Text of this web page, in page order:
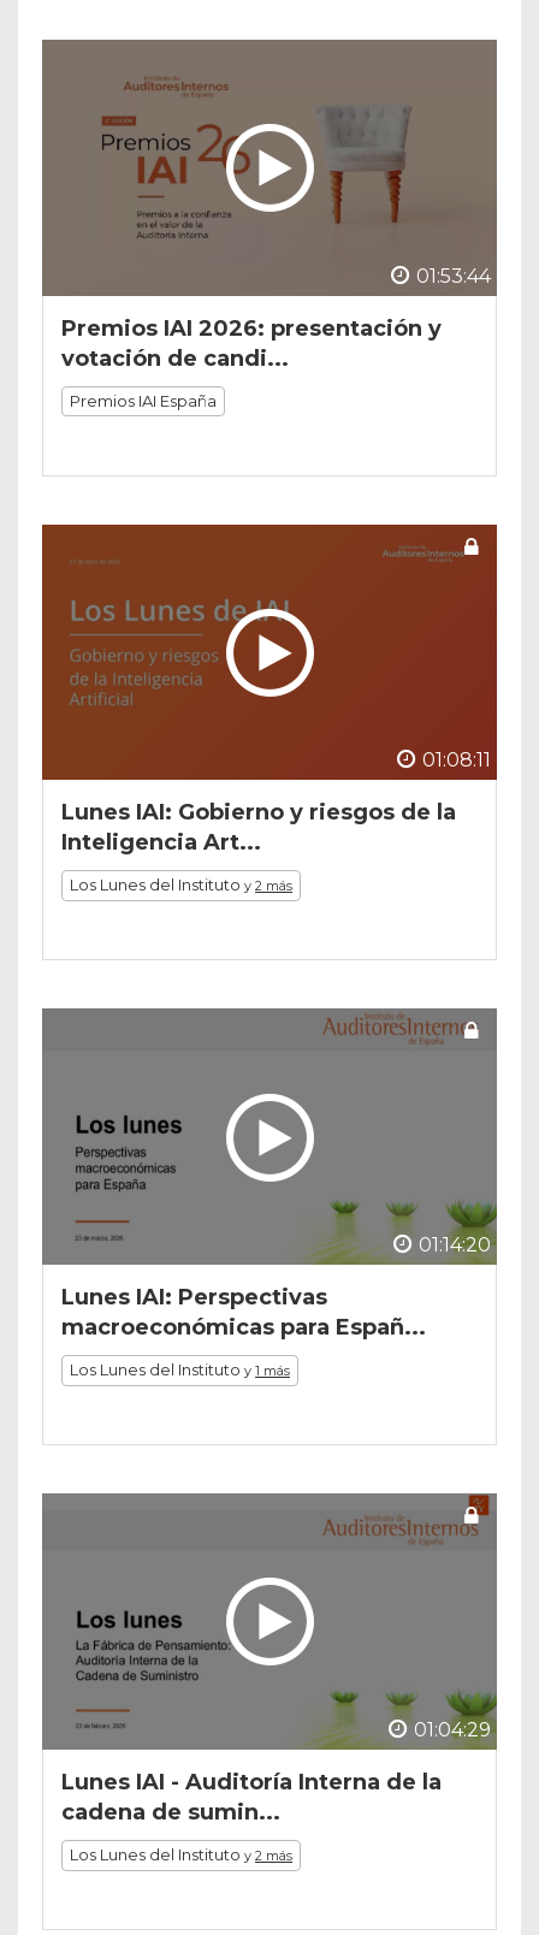
01:53:44
Premios IAI 2026: presentación y
votación de candi...
Premios IAI España
01:08:11
Lunes IAI: Gobierno y riesgos de la
Inteligencia Art...
Los Lunes del Instituto y 2 más
01:14:20
Lunes IAI: Perspectivas
macroeconómicas para Españ...
Los Lunes del Instituto y 1 más
01:04:29
Lunes IAI - Auditoría Interna de la
cadena de sumin...
Los Lunes del Instituto y 2 más